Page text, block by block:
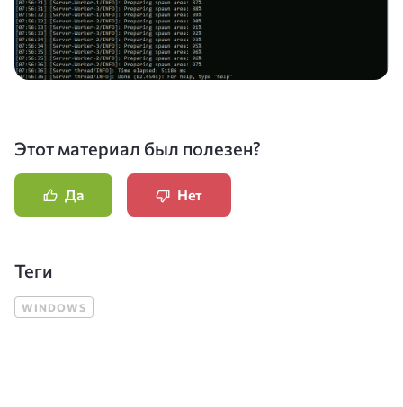
Этот материал был полезен?
Да Нет
Теги
WINDOWS